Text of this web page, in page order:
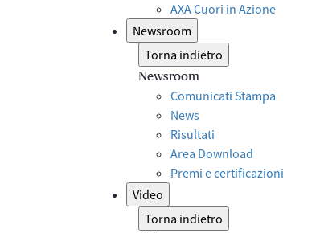
AXA Cuori in Azione
Newsroom
Torna indietro
Newsroom
Comunicati Stampa
News
Risultati
Area Download
Premi e certificazioni
Video
Torna indietro